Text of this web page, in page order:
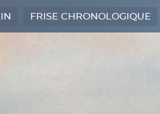
FRISE CHRONOLOGIQUE